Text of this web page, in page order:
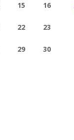
15 16
22 23
29 30